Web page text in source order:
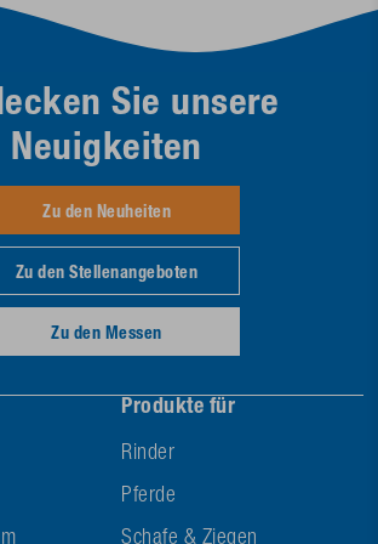
Produkte für
Rinder
Pferde
Schafe & Ziegen
Sie unsere
Neuigkeiten
Zu den Neuheiten
Zu den Stellenangeboten
Zu den Messen